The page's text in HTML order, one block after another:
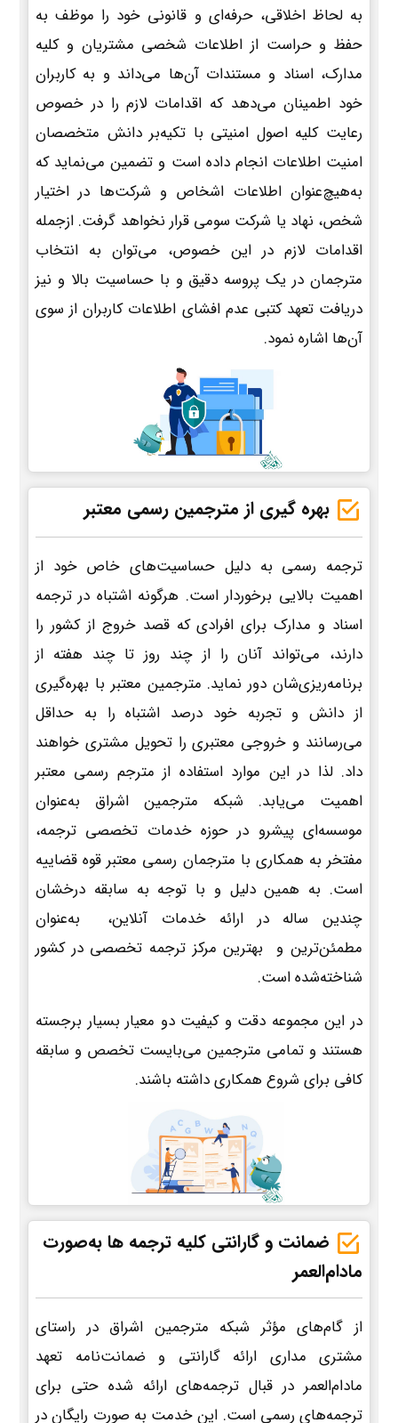
به لحاظ اخلاقی، حرفه‌ای و قانونی خود را موظف به
حفظ و حراست از اطلاعات شخصی مشتریان و کلیه
مدارک، اسناد و مستندات آن‌ها می‌داند و به کاربران
خود اطمینان می‌دهد که اقدامات لازم را در خصوص
رعایت کلیه اصول امنیتی با تکیه‌بر دانش متخصصان
امنیت اطلاعات انجام داده است و تضمین می‌نماید که
به‌هیچ‌عنوان اطلاعات اشخاص و شرکت‌ها در اختیار
شخص، نهاد یا شرکت سومی قرار نخواهد گرفت. ازجمله
اقدامات لازم در این خصوص، می‌توان به انتخاب
مترجمان در یک پروسه دقیق و با حساسیت بالا و نیز
دریافت تعهد کتبی عدم افشای اطلاعات کاربران از سوی
آن‌ها اشاره نمود.
بهره گیری از مترجمین رسمی معتبر
ترجمه رسمی به دلیل حساسیت‌های خاص خود از
اهمیت بالایی برخوردار است. هرگونه اشتباه در ترجمه
اسناد و مدارک برای افرادی که قصد خروج از کشور را
دارند، می‌تواند آنان را از چند روز تا چند هفته از
برنامه‌ریزی‌شان دور نماید. مترجمین معتبر با بهره‌گیری
از دانش و تجربه خود درصد اشتباه را به حداقل
می‌رسانند و خروجی معتبری را تحویل مشتری خواهند
داد. لذا در این موارد استفاده از مترجم رسمی معتبر
اهمیت می‌یابد. شبکه مترجمین اشراق به‌عنوان
موسسه‌ای پیشرو در حوزه خدمات تخصصی ترجمه،
مفتخر به همکاری با مترجمان رسمی معتبر قوه قضاییه
است. به همین دلیل و با توجه به سابقه درخشان
چندین ساله در ارائه خدمات آنلاین، به‌عنوان
مطمئن‌ترین و بهترین مرکز ترجمه تخصصی در کشور
شناخته‌شده است.
در این مجموعه دقت و کیفیت دو معیار بسیار برجسته
هستند و تمامی مترجمین می‌بایست تخصص و سابقه
کافی برای شروع همکاری داشته باشند.
ضمانت و گارانتی کلیه ترجمه ها به‌صورت
مادام‌العمر
از گام‌های مؤثر شبکه مترجمین اشراق در راستای
مشتری مداری ارائه گارانتی و ضمانت‌نامه تعهد
مادام‌العمر در قبال ترجمه‌های ارائه شده حتی برای
ترجمه‌های رسمی است. این خدمت به صورت رایگان در